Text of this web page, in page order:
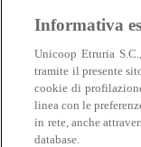
Carne
Informativa
Unicoop Etruria
tramite il presente
cookie di
linea con le
in rete, anche
database.